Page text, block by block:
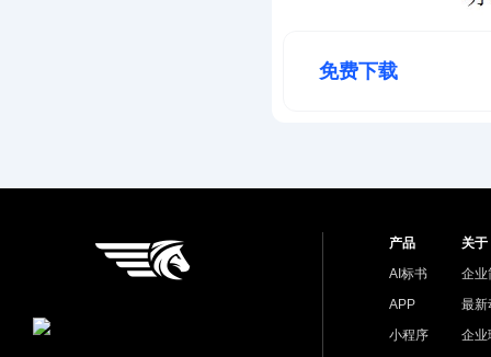
免费下载
产品
AI标书
APP
小程序
关于
企业
最新
企业